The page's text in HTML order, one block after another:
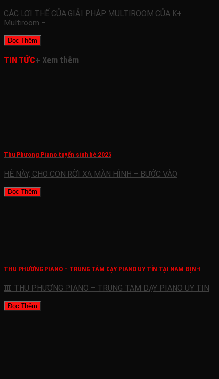
CÁC LỢI THẾ CỦA GIẢI PHÁP MULTIROOM CỦA K+
Multiroom –
Đọc Thêm
TIN TỨC+ Xem thêm
Thu Phương Piano tuyển sinh hè 2026
HÈ NÀY, CHO CON RỜI XA MÀN HÌNH – BƯỚC VÀO
Đọc Thêm
THU PHƯƠNG PIANO – TRUNG TÂM DẠY PIANO UY TÍN TẠI NAM ĐỊNH
🎹 THU PHƯƠNG PIANO – TRUNG TÂM DẠY PIANO UY TÍN
Đọc Thêm